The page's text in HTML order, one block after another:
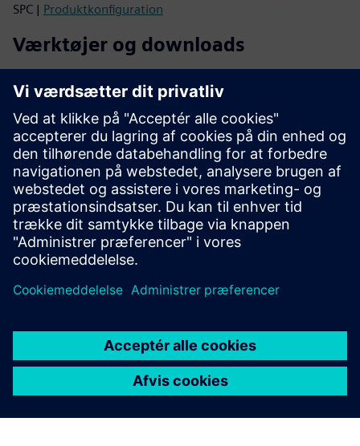
SPC | Produktkonfiguration
Værktøjer og downloads
TIA Portal STEP 7 |Prøvesoftware
CAx Download Manager |CAx data
Støtte
Online support | Alle produkter
Online support |Teknisk forum
Online support |Opret ny supportanmodning